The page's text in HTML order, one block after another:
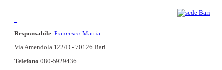
Responsabile Francesco Mattia
Via Amendola 122/D - 70126 Bari
Telefono 080-5929436